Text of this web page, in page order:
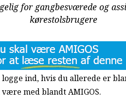
for gangbesværede og
kørestolsbrugere
ind, hvis du allerede er
med blandt AMIGOS.